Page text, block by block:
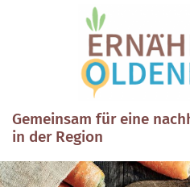
Gemeinsam für eine
in der Region